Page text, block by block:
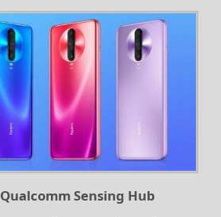
Sensing Hub